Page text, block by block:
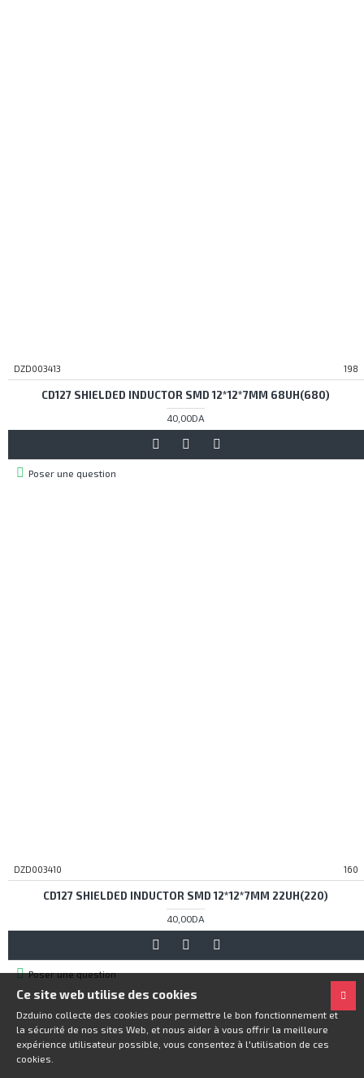
DZD003413 198
CD127 SHIELDED INDUCTOR SMD 12*12*7MM 68UH(680)
40,00DA
Poser une question
DZD003410 160
CD127 SHIELDED INDUCTOR SMD 12*12*7MM 22UH(220)
40,00DA
Poser une question
Ce site web utilise des cookies
Dzduino collecte des cookies pour permettre le bon fonctionnement et
la sécurité de nos sites Web, et nous aider à vous offrir la meilleure
expérience utilisateur possible, vous consentez à l'utilisation de ces
cookies.